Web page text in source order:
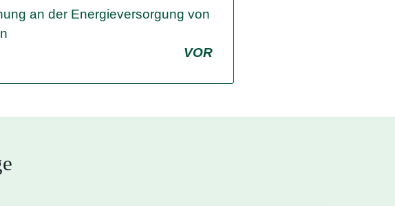
an der Energieversorgung von
VOR